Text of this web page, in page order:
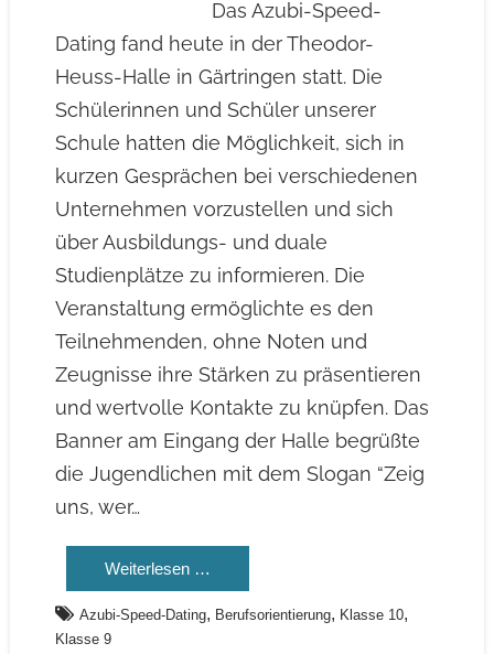
Das Azubi-Speed-
Dating fand heute in der Theodor-
Heuss-Halle in Gärtringen statt. Die
Schülerinnen und Schüler unserer
Schule hatten die Möglichkeit, sich in
kurzen Gesprächen bei verschiedenen
Unternehmen vorzustellen und sich
über Ausbildungs- und duale
Studienplätze zu informieren. Die
Veranstaltung ermöglichte es den
Teilnehmenden, ohne Noten und
Zeugnisse ihre Stärken zu präsentieren
und wertvolle Kontakte zu knüpfen. Das
Banner am Eingang der Halle begrüßte
die Jugendlichen mit dem Slogan “Zeig
uns, wer…
Weiterlesen …
Azubi-Speed-Dating, Berufsorientierung, Klasse 10,
Klasse 9